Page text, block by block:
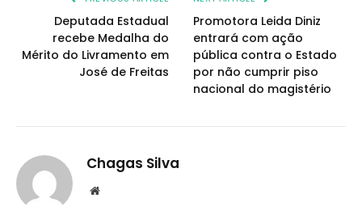
Deputada Estadual
recebe Medalha do
Mérito do Livramento em
José de Freitas
Promotora Leida Diniz
entrará com ação
pública contra o Estado
por não cumprir piso
nacional do magistério
Chagas Silva
Website